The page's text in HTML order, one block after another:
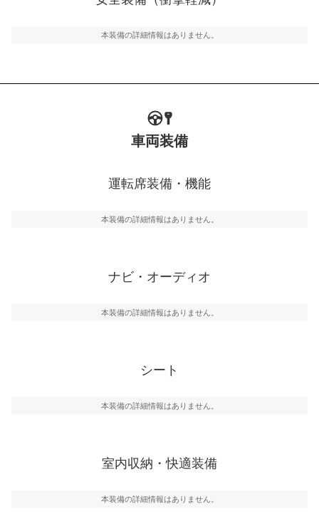
るSRSエアバッグシステム、プリテンショナーシートベ
本装備の詳細情報はありません。
車両装備
運転席装備・機能
本装備の詳細情報はありません。
ナビ・オーディオ
本装備の詳細情報はありません。
シート
本装備の詳細情報はありません。
室内収納・快適装備
本装備の詳細情報はありません。